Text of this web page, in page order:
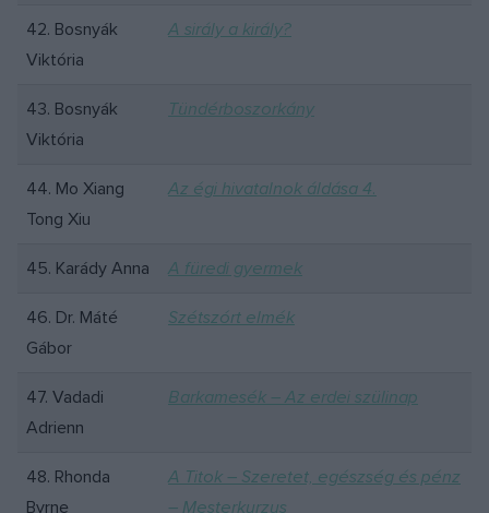
42. Bosnyák
Viktória
A sirály a király?
43. Bosnyák
Viktória
Tündérboszorkány
44. Mo Xiang
Tong Xiu
Az égi hivatalnok áldása 4.
45. Karády Anna A füredi gyermek
46. Dr. Máté
Gábor
Szétszórt elmék
47. Vadadi
Adrienn
Barkamesék – Az erdei szülinap
48. Rhonda
Byrne
A Titok – Szeretet, egészség és pénz
– Mesterkurzus